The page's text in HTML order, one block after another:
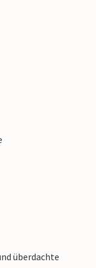
überdachte